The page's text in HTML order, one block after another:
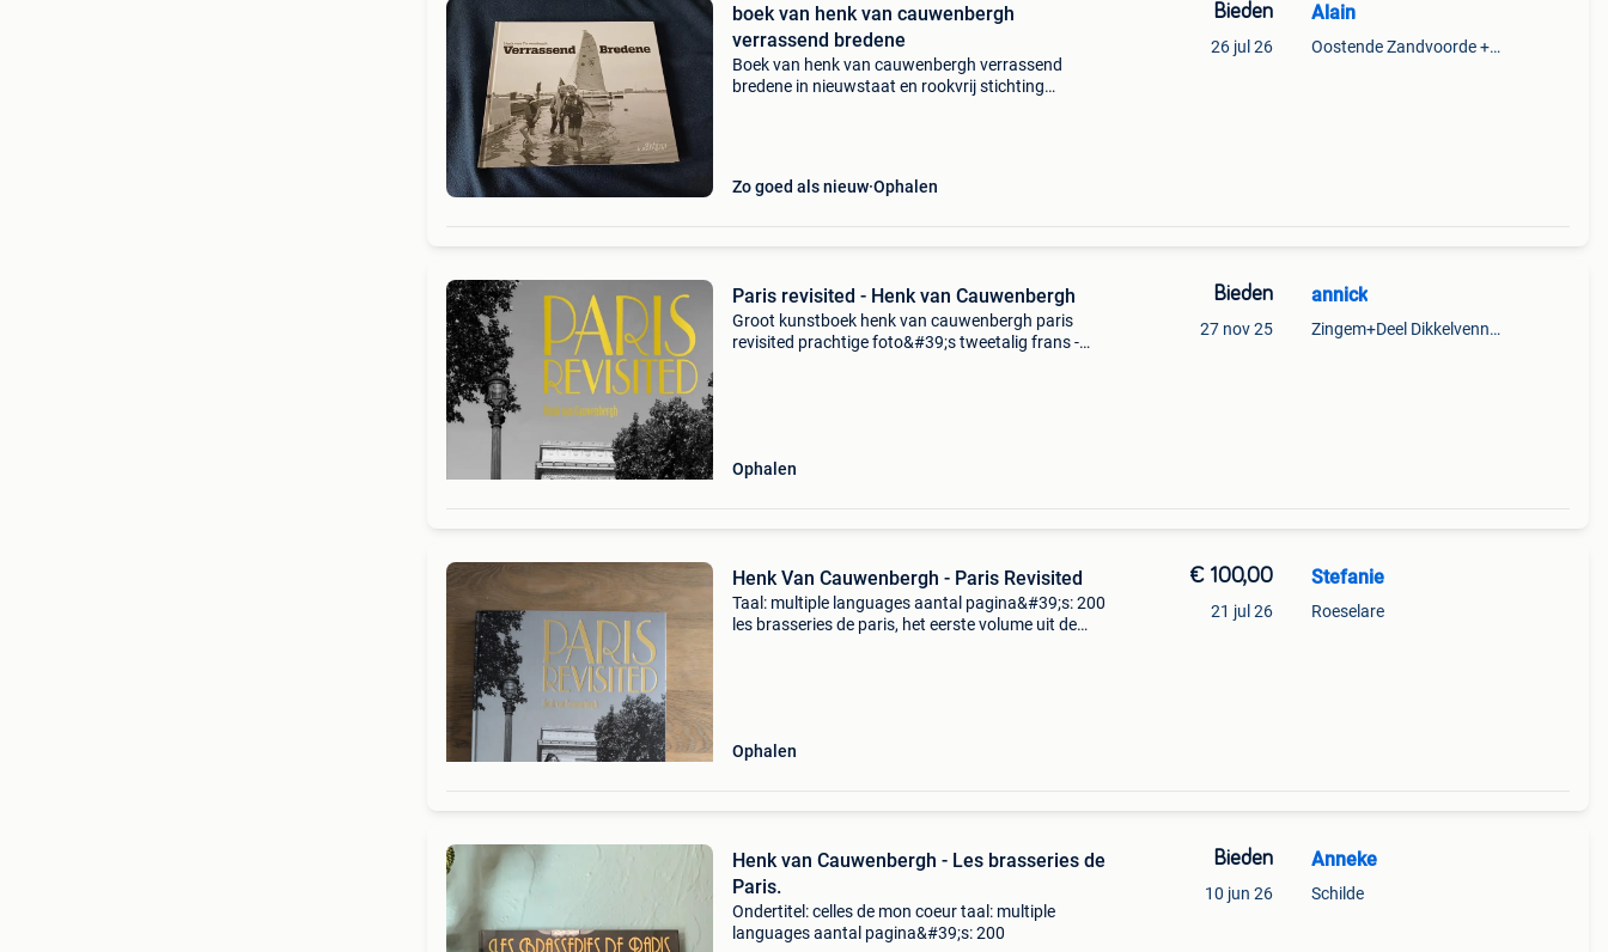
boek van henk van cauwenbergh
verrassend bredene
Boek van henk van cauwenbergh verrassend
bredene in nieuwstaat en rookvrij stichting
Zo goed als nieuw Ophalen
Bieden
26 jul 26
Alain
Oostende Zandvoorde +Oostende
Paris revisited - Henk van Cauwenbergh
Groot kunstboek henk van cauwenbergh paris
revisited prachtige foto&#39;s tweetalig frans -
Ophalen
Bieden
27 nov 25
annick
Zingem+Deel Dikkelvenne En Nederzwalm-Hermelgem
Henk Van Cauwenbergh - Paris Revisited
Taal: multiple languages aantal pagina&#39;s: 200
les brasseries de paris, het eerste volume uit de
Ophalen
€ 100,00
21 jul 26
Stefanie
Roeselare
Henk van Cauwenbergh - Les brasseries de
Paris.
Ondertitel: celles de mon coeur taal: multiple
languages aantal pagina&#39;s: 200
Bieden
10 jun 26
Anneke
Schilde